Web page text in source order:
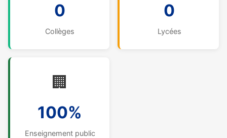
0
Collèges
0
Lycées
🏢
100%
Enseignement public